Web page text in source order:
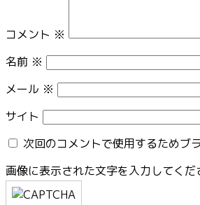
コメント ※
名前 ※
メール ※
サイト
次回のコメントで使用するためブ
画像に表示された文字を入力してくだ